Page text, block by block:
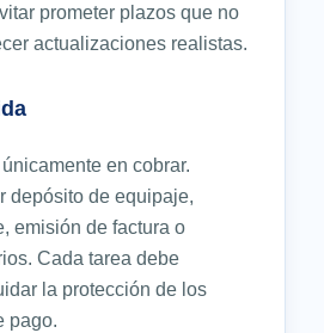
prometer plazos que no
actualizaciones realistas.
en cobrar.
depósito de equipaje,
emisión de factura o
Cada tarea debe
la protección de los
pago.